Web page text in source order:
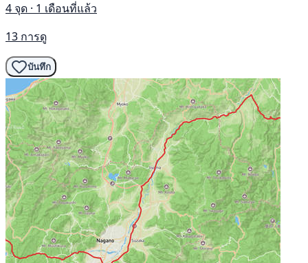
4 จุด · 1 เดือนที่แล้ว
13 การดู
บันทึก